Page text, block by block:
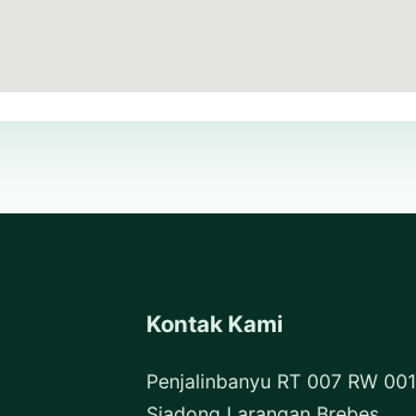
Kontak Kami
Penjalinbanyu RT 007 RW 001